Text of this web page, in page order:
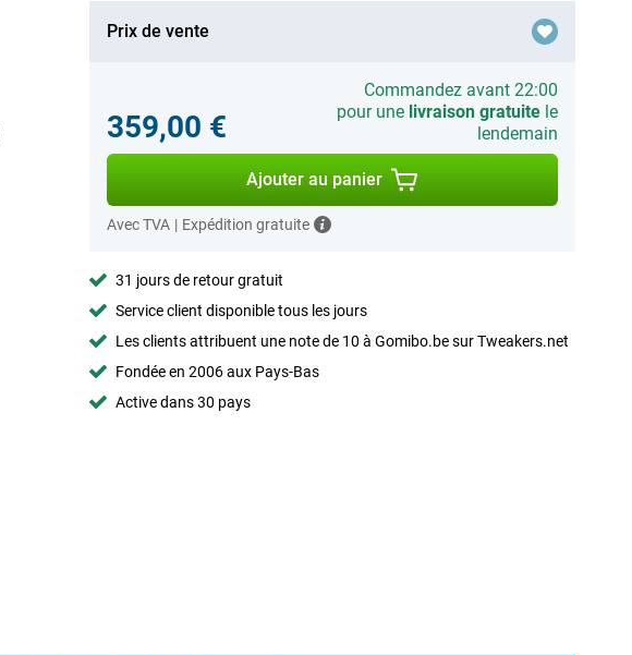
Prix de vente
359,00 €
Commandez avant 22:00
pour une livraison gratuitele
lendemain
Ajouter au panier
Avec TVA | Expédition gratuite
31 jours de retour gratuit
Service client disponible tous les jours
Les clients attribuent une note de 10 à Gomibo.be sur Tweakers.net
Fondée en 2006 aux Pays-Bas
Active dans 30 pays